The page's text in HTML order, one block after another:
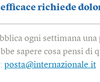
richiede
ogni settimana una
sapere cosa pensi di
posta@internazionale.it